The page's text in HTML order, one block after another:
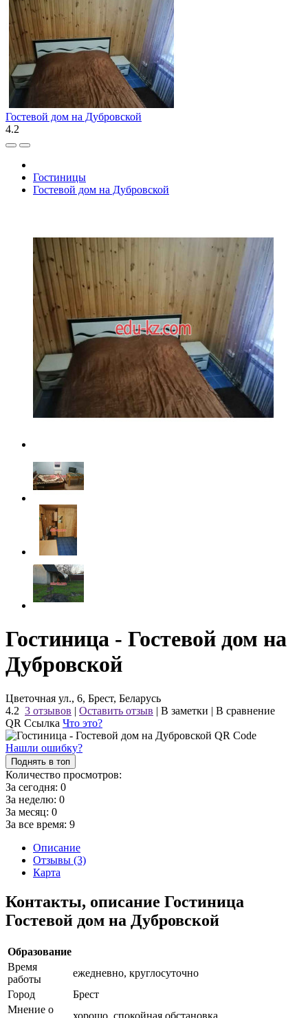
Гостевой дом на Дубровской
4.2
Гостиницы
Гостевой дом на Дубровской
Гостиница - Гостевой дом на
Дубровской
Цветочная ул., 6, Брест, Беларусь
4.2 3 отзывов | Оставить отзыв | В заметки | В сравнение
QR Ссылка Что это?
Нашли ошибку?
Поднять в топ
Количество просмотров:
За сегодня: 0
За неделю: 0
За месяц: 0
За все время: 9
Описание
Отзывы (3)
Карта
Контакты, описание Гостиница
Гостевой дом на Дубровской
Образование
Время
работы
ежедневно, круглосуточно
Город
Брест
Мнение о
хорошо, спокойная обстановка